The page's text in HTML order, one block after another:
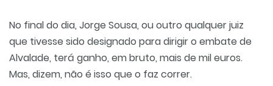
No final do dia, Jorge Sousa, ou outro qualquer juiz
que tivesse sido designado para dirigir o embate de
Alvalade, terá ganho, em bruto, mais de mil euros.
Mas, dizem, não é isso que o faz correr.